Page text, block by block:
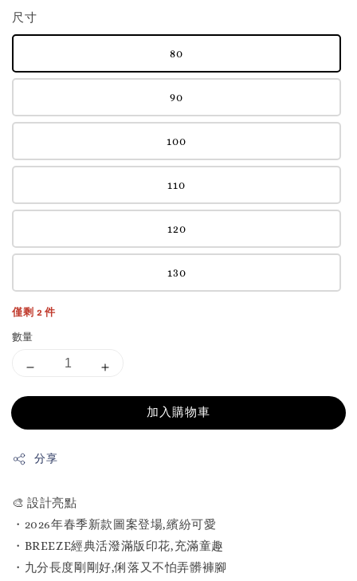
尺寸
80
90
100
110
120
130
僅剩 2 件
數量
加入購物車
分享
🎨 設計亮點
・2026年春季新款圖案登場,繽紛可愛
・BREEZE經典活潑滿版印花,充滿童趣
・九分長度剛剛好,俐落又不怕弄髒褲腳